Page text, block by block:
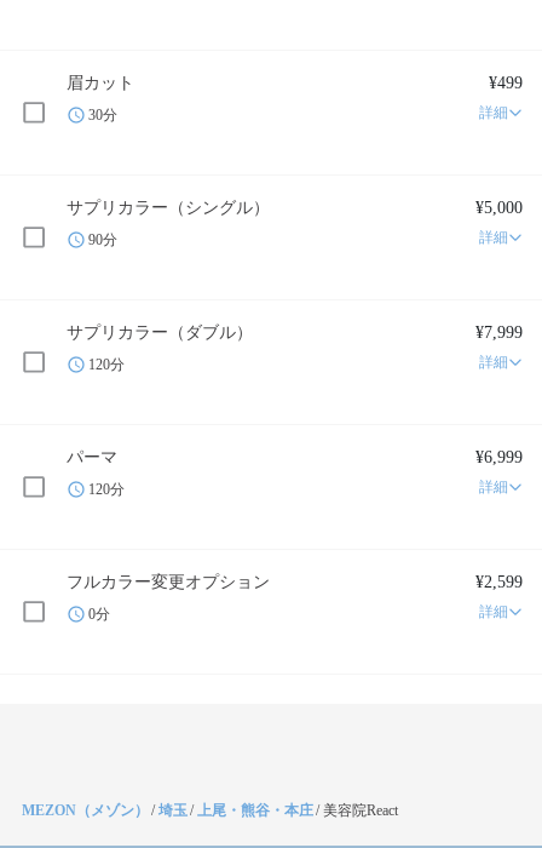
眉カット ¥499
30分 詳細
サプリカラー（シングル） ¥5,000
90分 詳細
サプリカラー（ダブル） ¥7,999
120分 詳細
パーマ ¥6,999
120分 詳細
フルカラー変更オプション ¥2,599
0分 詳細
MEZON（メゾン） /埼玉/上尾・熊谷・本庄/美容院React